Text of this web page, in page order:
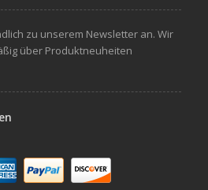
zu unserem Newsletter an. Wir
über Produktneuheiten